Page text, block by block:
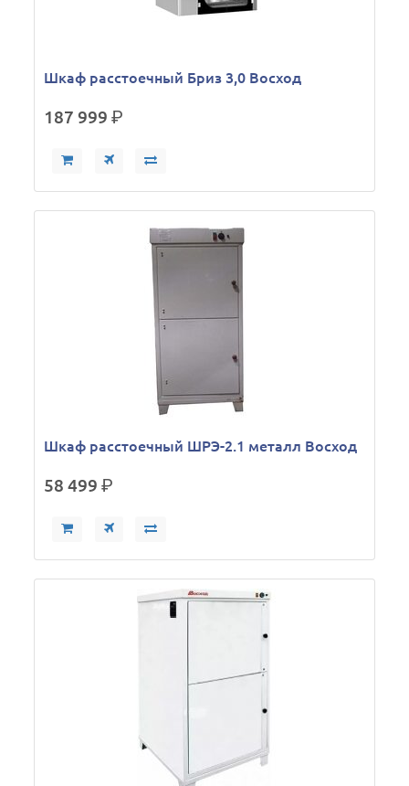
Шкаф расстоечный Бриз 3,0 Восход
187 999р.
Шкаф расстоечный ШРЭ-2.1 металл Восход
58 499р.